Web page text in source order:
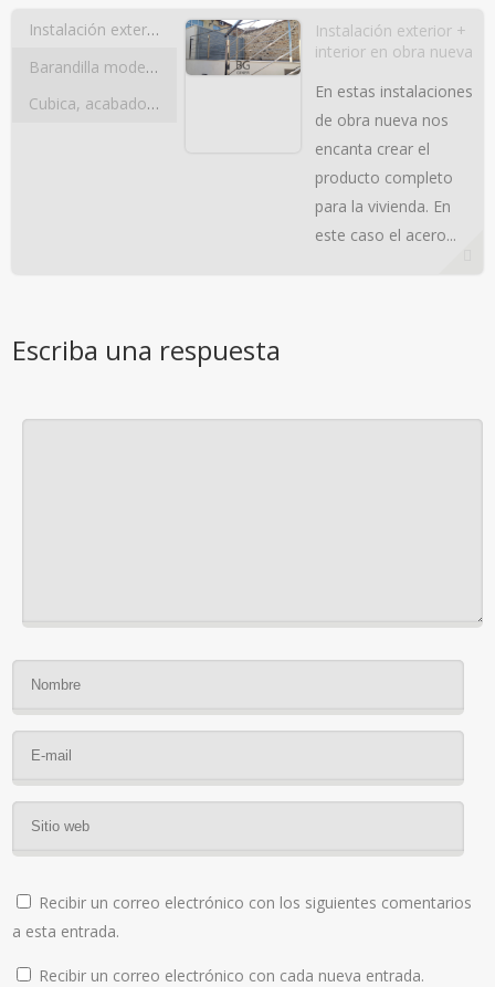
Instalación exterior + interior en obra nueva
Barandilla modelo Guía-Inox
Cubica, acabados industriales duraderos.
Instalación exterior +
interior en obra nueva
En estas instalaciones
de obra nueva nos
encanta crear el
producto completo
para la vivienda. En
este caso el acero...
Escriba una respuesta
Recibir un correo electrónico con los siguientes comentarios
a esta entrada.
Recibir un correo electrónico con cada nueva entrada.